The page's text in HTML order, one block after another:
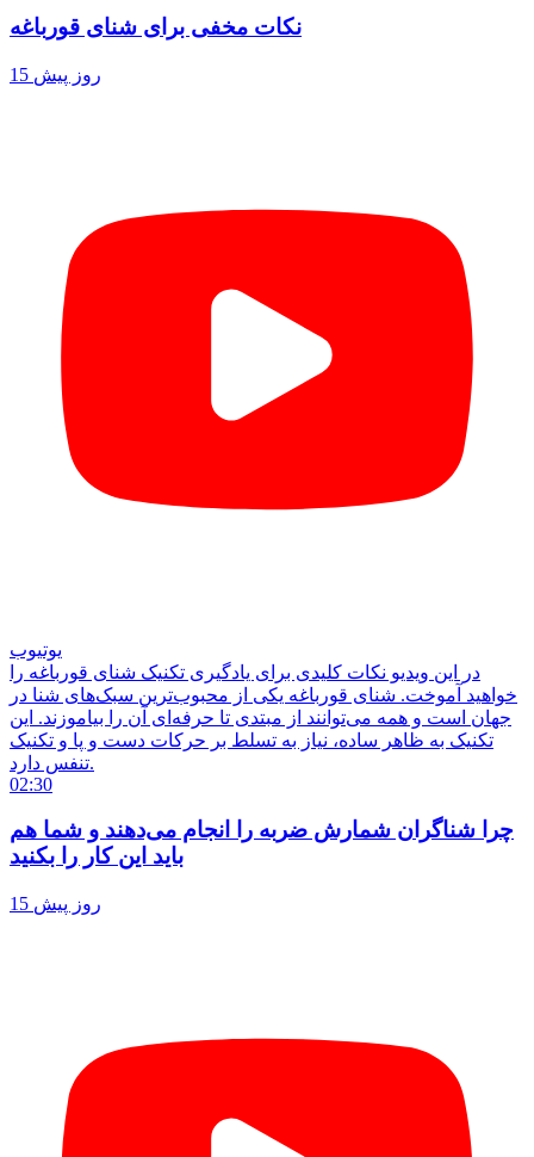
نکات مخفی برای شنای قورباغه
15 روز پیش
یوتیوب
در این ویدیو نکات کلیدی برای یادگیری تکنیک شنای قورباغه را
خواهید آموخت. شنای قورباغه یکی از محبوب‌ترین سبک‌های شنا در
جهان است و همه می‌توانند از مبتدی تا حرفه‌ای آن را بیاموزند. این
تکنیک به ظاهر ساده، نیاز به تسلط بر حرکات دست و پا و تکنیک
تنفس دارد.
02:30
چرا شناگران شمارش ضربه را انجام می‌دهند و شما هم
باید این کار را بکنید
15 روز پیش